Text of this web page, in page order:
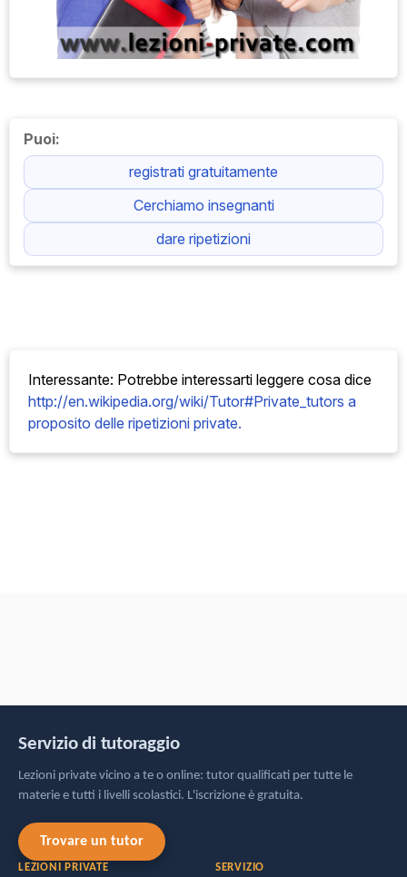
Puoi:
registrati gratuitamente
Cerchiamo insegnanti
dare ripetizioni
Interessante: Potrebbe interessarti leggere cosa dice
http://en.wikipedia.org/wiki/Tutor#Private_tutors a
proposito delle ripetizioni private.
Servizio di tutoraggio
Lezioni private vicino a te o online: tutor qualificati per tutte le
materie e tutti i livelli scolastici. L'iscrizione è gratuita.
Trovare un tutor
LEZIONI PRIVATE SERVIZIO